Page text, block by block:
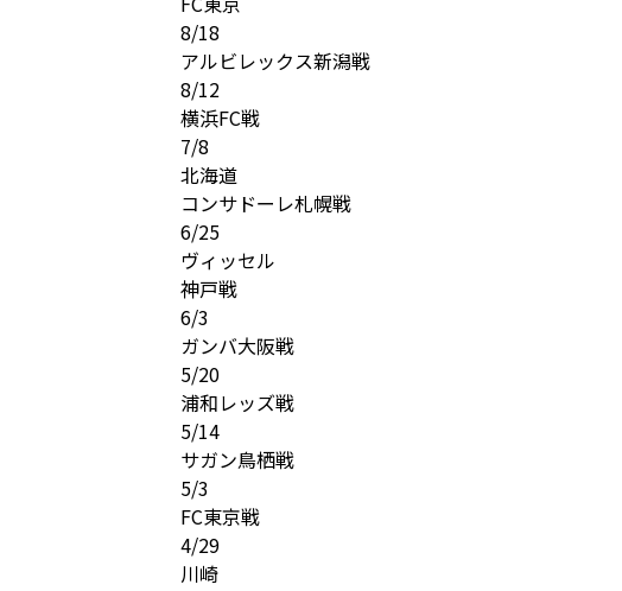
8/18
アルビレックス新潟戦
8/12
横浜FC戦
7/8
北海道
コンサドーレ札幌戦
6/25
ヴィッセル
神戸戦
6/3
ガンバ大阪戦
5/20
浦和レッズ戦
5/14
サガン鳥栖戦
5/3
FC東京戦
4/29
川崎